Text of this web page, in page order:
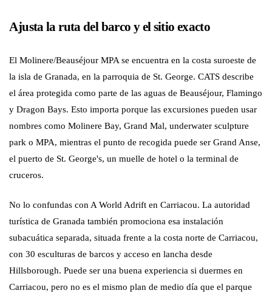
Ajusta la ruta del barco y el sitio exacto
El Molinere/Beauséjour MPA se encuentra en la costa suroeste de
la isla de Granada, en la parroquia de St. George. CATS describe
el área protegida como parte de las aguas de Beauséjour, Flamingo
y Dragon Bays. Esto importa porque las excursiones pueden usar
nombres como Molinere Bay, Grand Mal, underwater sculpture
park o MPA, mientras el punto de recogida puede ser Grand Anse,
el puerto de St. George's, un muelle de hotel o la terminal de
cruceros.
No lo confundas con A World Adrift en Carriacou. La autoridad
turística de Granada también promociona esa instalación
subacuática separada, situada frente a la costa norte de Carriacou,
con 30 esculturas de barcos y acceso en lancha desde
Hillsborough. Puede ser una buena experiencia si duermes en
Carriacou, pero no es el mismo plan de medio día que el parque